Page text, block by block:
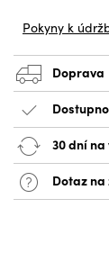
Pokyny k
Doprava
30 dní
Dotaz